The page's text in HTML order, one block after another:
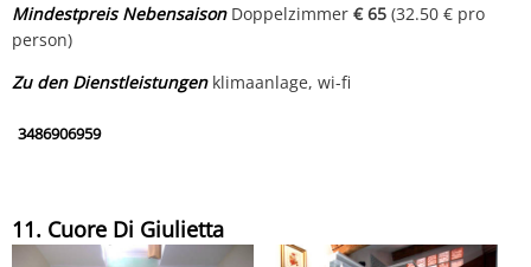
Mindestpreis NebensaisonDoppelzimmer€ 65 (32.50 € pro
person)
Zu den Dienstleistungenklimaanlage, wi-fi
3486906959
11. Cuore Di Giulietta